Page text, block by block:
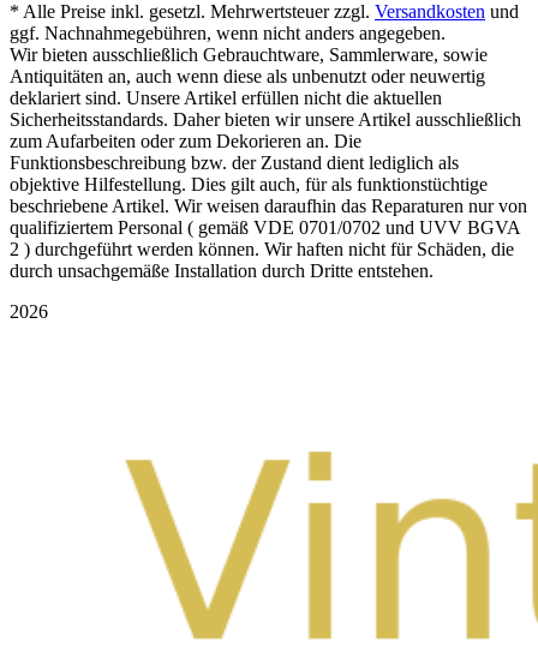
* Alle Preise inkl. gesetzl. Mehrwertsteuer zzgl. Versandkosten und
ggf. Nachnahmegebühren, wenn nicht anders angegeben.
Wir bieten ausschließlich Gebrauchtware, Sammlerware, sowie
Antiquitäten an, auch wenn diese als unbenutzt oder neuwertig
deklariert sind. Unsere Artikel erfüllen nicht die aktuellen
Sicherheitsstandards. Daher bieten wir unsere Artikel ausschließlich
zum Aufarbeiten oder zum Dekorieren an. Die
Funktionsbeschreibung bzw. der Zustand dient lediglich als
objektive Hilfestellung. Dies gilt auch, für als funktionstüchtige
beschriebene Artikel. Wir weisen daraufhin das Reparaturen nur von
qualifiziertem Personal ( gemäß VDE 0701/0702 und UVV BGVA
2 ) durchgeführt werden können. Wir haften nicht für Schäden, die
durch unsachgemäße Installation durch Dritte entstehen.
2026